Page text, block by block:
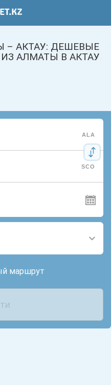
– АКТАУ: ДЕШЕВЫЕ
АЛМАТЫ В АКТАУ
ALA
SCO
маршрут